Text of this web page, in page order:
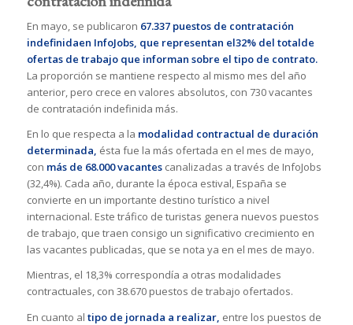
En mayo, se publicaron 67.337 puestos de contratación
indefinidaen InfoJobs, que representan el32% del totalde
ofertas de trabajo que informan sobre el tipo de contrato.
La proporción se mantiene respecto al mismo mes del año
anterior, pero crece en valores absolutos, con 730 vacantes
de contratación indefinida más.
En lo que respecta a la modalidad contractual de duración
determinada, ésta fue la más ofertada en el mes de mayo,
con más de 68.000 vacantescanalizadas a través de InfoJobs
(32,4%). Cada año, durante la época estival, España se
convierte en un importante destino turístico a nivel
internacional. Este tráfico de turistas genera nuevos puestos
de trabajo, que traen consigo un significativo crecimiento en
las vacantes publicadas, que se nota ya en el mes de mayo.
Mientras, el 18,3% correspondía a otras modalidades
contractuales, con 38.670 puestos de trabajo ofertados.
En cuanto al tipo de jornada a realizar, entre los puestos de